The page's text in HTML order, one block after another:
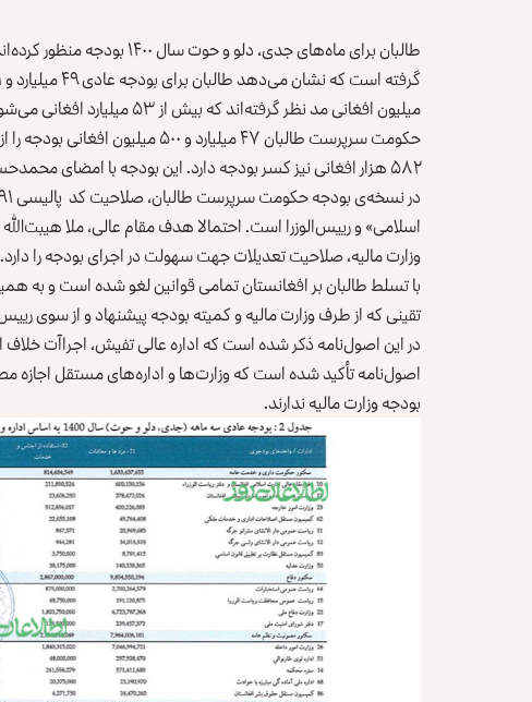
طالبان برای ماه‌های جدی، دلو و حوت سال ۱۴۰۰ بودجه منظور کرده‌اند. یک نسخه از
میلیون افغانی مد نظر گرفته‌اند که بیش از ۵۳ میلیارد افغانی می‌شود.
۵۸۲ هزار افغانی نیز کسر بودجه دارد. این بودجه با امضای محمدحسن آخند، رییس‌الوزرای طالبان منظور شده است.
اسلامی» و رییس‌الوزرا است. احتمالا هدف مقام عالی، ملا
وزارت مالیه، صلاحیت تعدیلات جهت سهولت در اجرای بودجه را دارد.
با تسلط طالبان بر افغانستان تمامی قوانین لغو شده است و به
تقینی که از طرف وزارت مالیه و کمیته بودجه پیشنهاد و از سوی
در این اصول‌نامه ذکر شده است که اداره عالی تفیش، اجراآت
اصول‌نامه تأکید شده است که وزارت‌ها و اداره‌های مستقل
بودجه وزارت مالیه ندارند.